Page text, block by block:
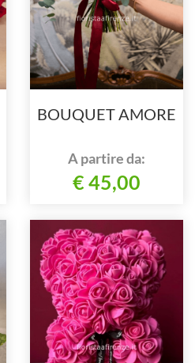
BOUQUET AMORE
A partire da:
€ 45,00